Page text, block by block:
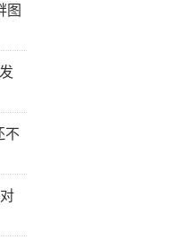
图
不